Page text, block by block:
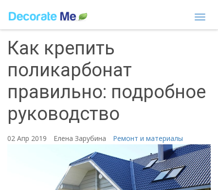
Как крепить
поликарбонат
правильно: подробное
руководство
02 Апр 2019 Елена Зарубина Ремонт и материалы